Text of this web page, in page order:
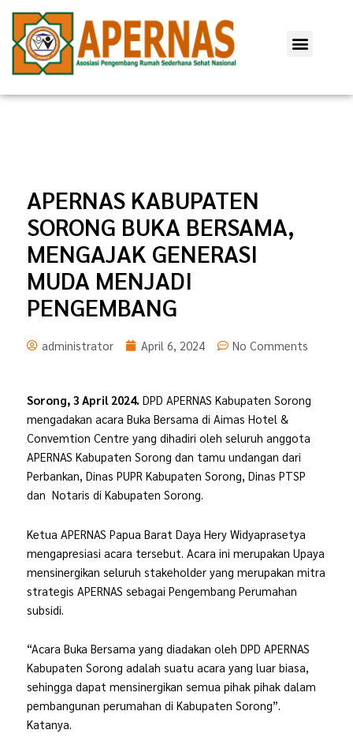
Lewati
konten
Menu
APERNAS KABUPATEN
SORONG BUKA BERSAMA,
MENGAJAK GENERASI
MUDA MENJADI
PENGEMBANG
administrator April 6, 2024 No Comments
Sorong, 3 April 2024. DPD APERNAS Kabupaten Sorong
mengadakan acara Buka Bersama di Aimas Hotel &
Convemtion Centre yang dihadiri oleh seluruh anggota
APERNAS Kabupaten Sorong dan tamu undangan dari
Perbankan, Dinas PUPR Kabupaten Sorong, Dinas PTSP
dan Notaris di Kabupaten Sorong.
Ketua APERNAS Papua Barat Daya Hery Widyaprasetya
mengapresiasi acara tersebut. Acara ini merupakan Upaya
mensinergikan seluruh stakeholder yang merupakan mitra
strategis APERNAS sebagai Pengembang Perumahan
subsidi.
“Acara Buka Bersama yang diadakan oleh DPD APERNAS
Kabupaten Sorong adalah suatu acara yang luar biasa,
sehingga dapat mensinergikan semua pihak pihak dalam
pembangunan perumahan di Kabupaten Sorong”.
Katanya.